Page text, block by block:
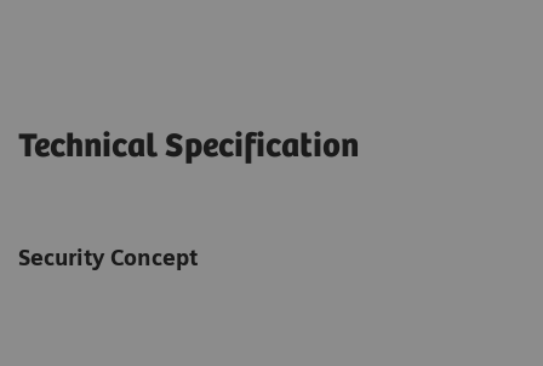
Technical Specification
Security Concept